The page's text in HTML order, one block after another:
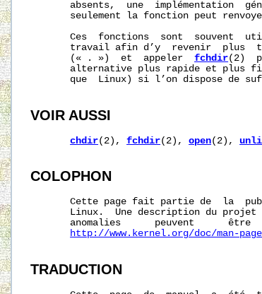
absents,  une  implémentation
seulement la fonction peut
Ces  fonctions  sont  souvent
travail afin d’y  revenir  plus
       (« . »)  et  appeler
fchdir(2)
alternative plus rapide et plus
que  Linux) si l’on dispose de
VOIR AUSSI
chdir(2), fchdir(2), open(2),
COLOPHON
Cette page fait partie de  la
Linux.  Une description du
anomalies      peuvent      être
http://www.kernel.org/doc/man-
TRADUCTION